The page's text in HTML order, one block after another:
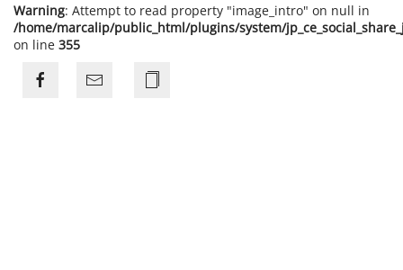
Warning: Attempt to read property "image_intro" on null in
/home/marcalip/public_html/plugins/system/
on line 355